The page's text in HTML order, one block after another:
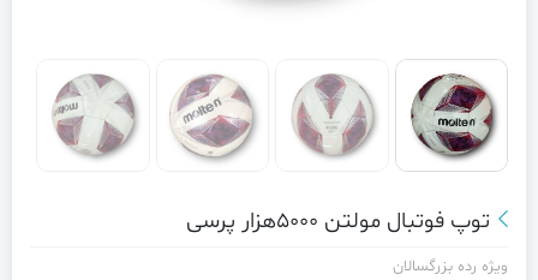
توپ فوتبال مولتن 5000هزار پرسی
ویژه رده بزرگسالان